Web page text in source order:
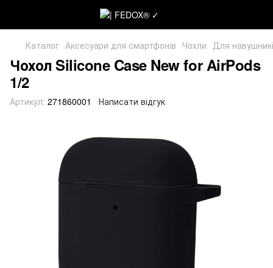
Каталог Аксесуари для смартфонів Чохли Для
Чохол Silicone Case New for AirPods
1/2
Артикул: 271860001 Написати відгук